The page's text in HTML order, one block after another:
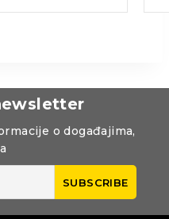
o događajima,